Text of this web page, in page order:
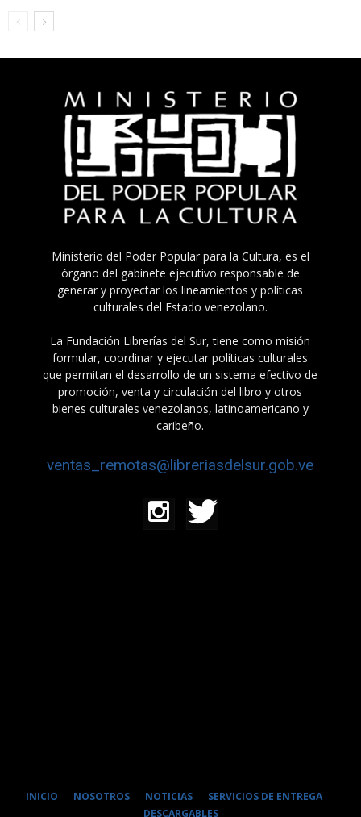
Ministerio del Poder Popular para la Cultura, es el
órgano del gabinete ejecutivo responsable de
generar y proyectar los lineamientos y políticas
culturales del Estado venezolano.
La Fundación Librerías del Sur, tiene como misión
formular, coordinar y ejecutar políticas culturales
que permitan el desarrollo de un sistema efectivo de
promoción, venta y circulación del libro y otros
bienes culturales venezolanos, latinoamericano y
caribeño.
ventas_remotas@libreriasdelsur.gob.ve
INICIO NOSOTROS NOTICIAS
SERVICIOS DE ENTREGA
DESCARGABLES